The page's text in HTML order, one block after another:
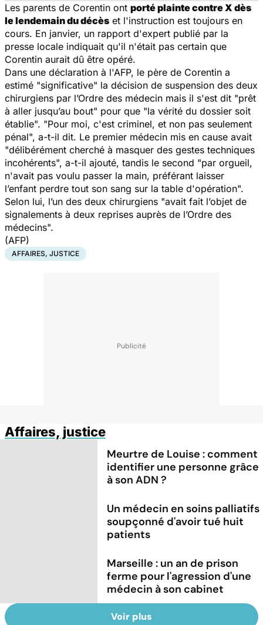
Les parents de Corentin ont porté plainte contre X dès
le lendemain du décès et l'instruction est toujours en
cours. En janvier, un rapport d'expert publié par la
presse locale indiquait qu'il n'était pas certain que
Corentin aurait dû être opéré.
Dans une déclaration à l'AFP, le père de Corentin a
estimé "significative" la décision de suspension des deux
chirurgiens par l’Ordre des médecin mais il s'est dit "prêt
à aller jusqu’au bout" pour que "la vérité du dossier soit
établie". "Pour moi, c'est criminel, et non pas seulement
pénal", a-t-il dit. Le premier médecin mis en cause avait
"délibérément cherché à masquer des gestes techniques
incohérents", a-t-il ajouté, tandis le second "par orgueil,
n'avait pas voulu passer la main, préférant laisser
l’enfant perdre tout son sang sur la table d'opération".
Selon lui, l’un des deux chirurgiens "avait fait l’objet de
signalements à deux reprises auprès de l’Ordre des
médecins".
(AFP)
AFFAIRES, JUSTICE
Affaires, justice
Meurtre de Louise : comment
identifier une personne grâce
à son ADN ?
Un médecin en soins palliatifs
soupçonné d'avoir tué huit
patients
Marseille : un an de prison
ferme pour l'agression d'une
médecin à son cabinet
Voir plus